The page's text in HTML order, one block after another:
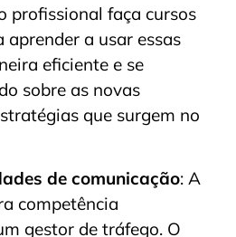
profissional faça cursos
aprender a usar essas
eficiente e se
sobre as novas
que surgem no
de comunicação: A
competência
gestor de tráfego. O